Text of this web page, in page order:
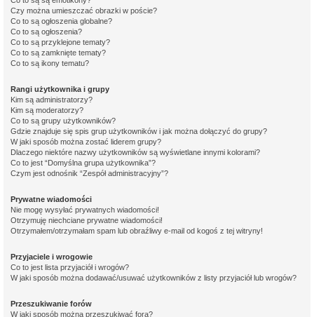
Czy można umieszczać obrazki w poście?
Co to są ogłoszenia globalne?
Co to są ogłoszenia?
Co to są przyklejone tematy?
Co to są zamknięte tematy?
Co to są ikony tematu?
Rangi użytkownika i grupy
Kim są administratorzy?
Kim są moderatorzy?
Co to są grupy użytkowników?
Gdzie znajduje się spis grup użytkowników i jak można dołączyć do grupy?
W jaki sposób można zostać liderem grupy?
Dlaczego niektóre nazwy użytkowników są wyświetlane innymi kolorami?
Co to jest “Domyślna grupa użytkownika”?
Czym jest odnośnik “Zespół administracyjny”?
Prywatne wiadomości
Nie mogę wysyłać prywatnych wiadomości!
Otrzymuję niechciane prywatne wiadomości!
Otrzymałem/otrzymałam spam lub obraźliwy e-mail od kogoś z tej witryny!
Przyjaciele i wrogowie
Co to jest lista przyjaciół i wrogów?
W jaki sposób można dodawać/usuwać użytkowników z listy przyjaciół lub wrogów?
Przeszukiwanie forów
W jaki sposób można przeszukiwać fora?